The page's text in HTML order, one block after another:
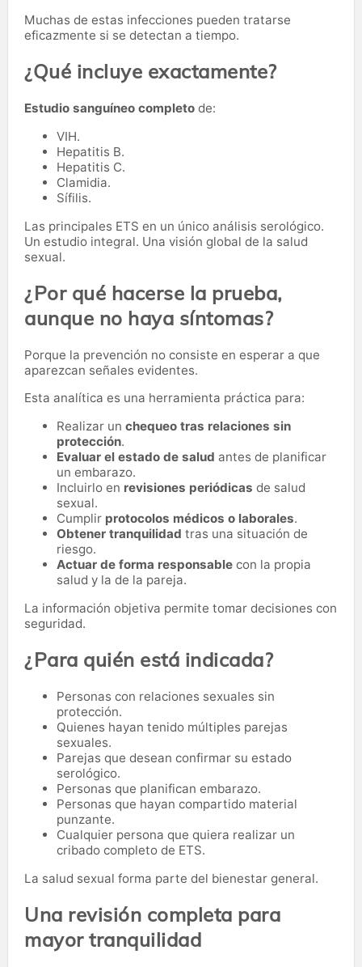
Muchas de estas infecciones pueden tratarse
eficazmente si se detectan a tiempo.
¿Qué incluye exactamente?
Estudio sanguíneo completo de:
VIH.
Hepatitis B.
Hepatitis C.
Clamidia.
Sífilis.
Las principales ETS en un único análisis serológico.
Un estudio integral. Una visión global de la salud
sexual.
¿Por qué hacerse la prueba,
aunque no haya síntomas?
Porque la prevención no consiste en esperar a que
aparezcan señales evidentes.
Esta analítica es una herramienta práctica para:
Realizar un chequeo tras relaciones sin
protección.
Evaluar el estado de salud antes de planificar
un embarazo.
Incluirlo en revisiones periódicas de salud
sexual.
Cumplir protocolos médicos o laborales.
Obtener tranquilidad tras una situación de
riesgo.
Actuar de forma responsable con la propia
salud y la de la pareja.
La información objetiva permite tomar decisiones con
seguridad.
¿Para quién está indicada?
Personas con relaciones sexuales sin
protección.
Quienes hayan tenido múltiples parejas
sexuales.
Parejas que desean confirmar su estado
serológico.
Personas que planifican embarazo.
Personas que hayan compartido material
punzante.
Cualquier persona que quiera realizar un
cribado completo de ETS.
La salud sexual forma parte del bienestar general.
Una revisión completa para
mayor tranquilidad